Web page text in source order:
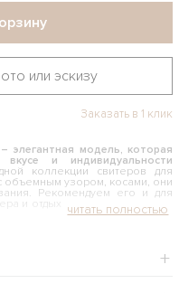
или эскизу
Заказать в 1 клик
элегантная модель, которая
и индивидуальности
коллекции свитеров для
объемным узором, косами, они
Рекомендуем его и для
и отдыха в непринужденной
связанный фасон не